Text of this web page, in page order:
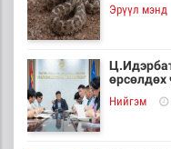
Эрүүл мэнд
өрсөлдөх
Нийгэм